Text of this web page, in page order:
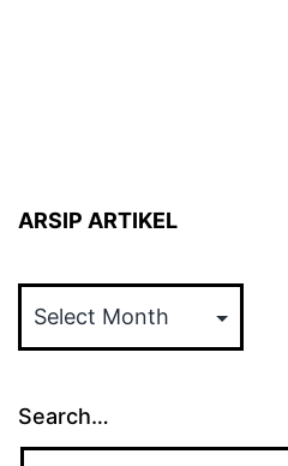
ARSIP ARTIKEL
ARTIKEL
Search…